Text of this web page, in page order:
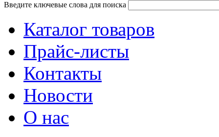
Введите ключевые слова для поиска
Каталог товаров
Прайс-листы
Контакты
Новости
О нас